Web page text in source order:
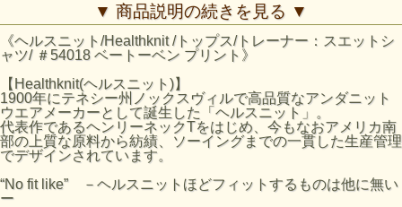
また裏側を起毛仕上げにすることで、気持ちよく柔らかな肌
当たりを実現しています。
ヴィンテージ市場で常に高値で取引されている、通称
『Three B'sスウェット』。
偉大な音楽家であるBeethoven、Brahms、Bach、それぞれ
の頭文字が「B」であるためこの名称が付けられました。ヴ
ィンテージ愛好家から高い人気を誇り、非常に高額で取引さ
れることでも有名です。ラグランのBODYに大きく入った染
みこみプリントがヴィンテージ感を醸し出しています。
クラシカルなデザインのパック入りで、まるでデッドストッ
クを見つけたかのような喜びが味わえる製品です。
▼ 商品説明の続きを見る ▼
《ヘルスニット/Healthknit /トップス/トレーナー：スエットシ
ャツ/ ＃54018 ベートーベン プリント》
【Healthknit(ヘルスニット)】
1900年にテネシー州ノックスヴィルで高品質なアンダニット
ウエアメーカーとして誕生した「ヘルスニット」。
代表作であるヘンリーネックTをはじめ、今もなおアメリカ南
部の上質な原料から紡績、ソーイングまでの一貫した生産管理
でデザインされています。
“No fit like” －ヘルスニットほどフィットするものは他に無い
ー